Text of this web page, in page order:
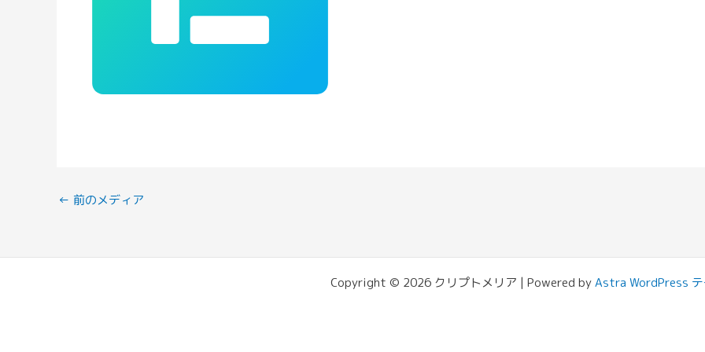
← 前のメディア
Copyright © 2026 クリプトメリア | Powered byAstra WordPress